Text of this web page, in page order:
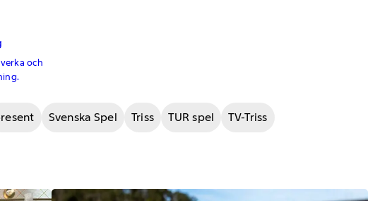
och
Svenska Spel Triss TUR spel TV-Triss